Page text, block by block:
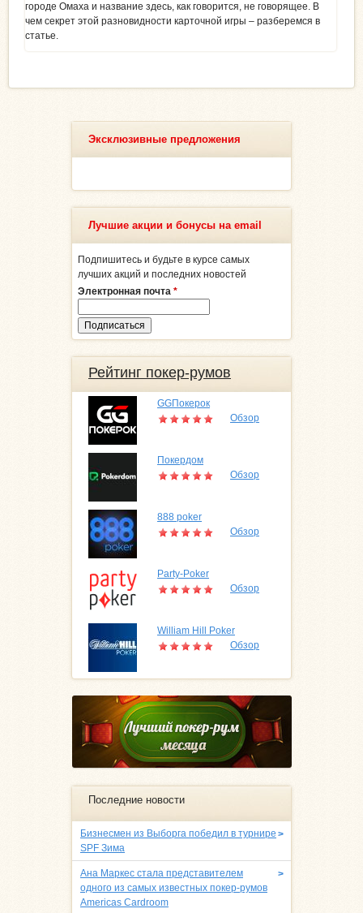
городе Омаха и название здесь, как говорится, не говорящее. В
чем секрет этой разновидности карточной игры – разберемся в
статье.
Эксклюзивные предложения
Лучшие акции и бонусы на email
Подпишитесь и будьте в курсе самых
лучших акций и последних новостей
Электронная почта *
Рейтинг покер-румов
GGПокерок
Обзор
Покердом
Обзор
888 poker
Обзор
Party-Poker
Обзор
William Hill Poker
Обзор
Последние новости
>
Бизнесмен из Выборга победил в турнире
SPF Зима
>
Ана Маркес стала представителем
одного из самых известных покер-румов
Americas Cardroom